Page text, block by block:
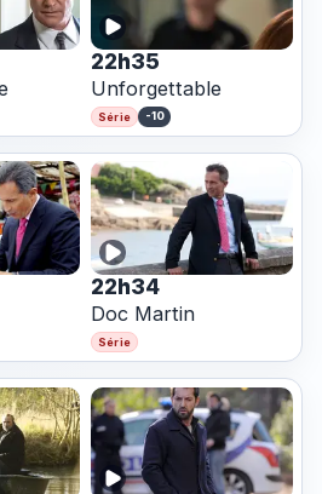
22h35
Unforgettable
Série -10
22h34
Doc Martin
Série